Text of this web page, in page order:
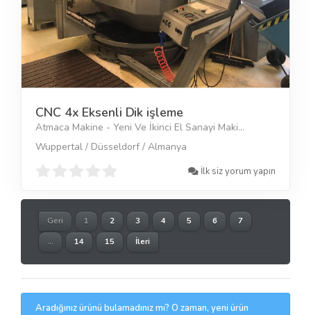
CNC 4x Eksenli Dik işleme
Atmaca Makine - Yeni Ve İkinci El Sanayi Maki...
Wuppertal / Düsseldorf / Almanya
İlk siz yorum yapın
Geri 1 2 3 4 5 6
7
...
14 15 İleri
Aradığınız ürünü bulamadınız mı? O zaman, yeni ürün